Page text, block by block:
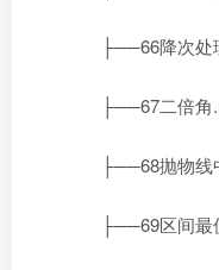
├──66降次处
├──67二倍角
├──68抛物线中
├──69区间最值